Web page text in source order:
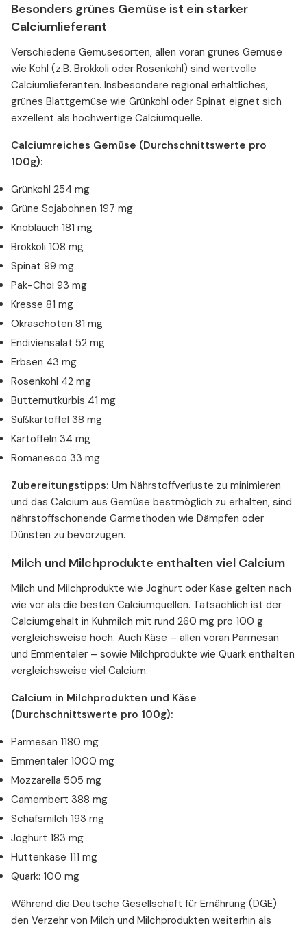
Besonders grünes Gemüse ist ein starker
Calciumlieferant
Verschiedene Gemüsesorten, allen voran grünes Gemüse
wie Kohl (z.B. Brokkoli oder Rosenkohl) sind wertvolle
Calciumlieferanten. Insbesondere regional erhältliches,
grünes Blattgemüse wie Grünkohl oder Spinat eignet sich
exzellent als hochwertige Calciumquelle.
Calciumreiches Gemüse (Durchschnittswerte pro
100g):
Grünkohl 254 mg
Grüne Sojabohnen 197 mg
Knoblauch 181 mg
Brokkoli 108 mg
Spinat 99 mg
Pak-Choi 93 mg
Kresse 81 mg
Okraschoten 81 mg
Endiviensalat 52 mg
Erbsen 43 mg
Rosenkohl 42 mg
Butternutkürbis 41 mg
Süßkartoffel 38 mg
Kartoffeln 34 mg
Romanesco 33 mg
Zubereitungstipps: Um Nährstoffverluste zu minimieren
und das Calcium aus Gemüse bestmöglich zu erhalten, sind
nährstoffschonende Garmethoden wie Dämpfen oder
Dünsten zu bevorzugen.
Milch und Milchprodukte enthalten viel Calcium
Milch und Milchprodukte wie Joghurt oder Käse gelten nach
wie vor als die besten Calciumquellen. Tatsächlich ist der
Calciumgehalt in Kuhmilch mit rund 260 mg pro 100 g
vergleichsweise hoch. Auch Käse – allen voran Parmesan
und Emmentaler – sowie Milchprodukte wie Quark enthalten
vergleichsweise viel Calcium.
Calcium in Milchprodukten und Käse
(Durchschnittswerte pro 100g):
Parmesan 1180 mg
Emmentaler 1000 mg
Mozzarella 505 mg
Camembert 388 mg
Schafsmilch 193 mg
Joghurt 183 mg
Hüttenkäse 111 mg
Quark: 100 mg
Während die Deutsche Gesellschaft für Ernährung (DGE)
den Verzehr von Milch und Milchprodukten weiterhin als